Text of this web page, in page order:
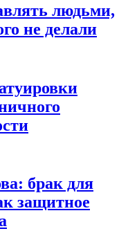
людьми,
не делали
брак для
защитное